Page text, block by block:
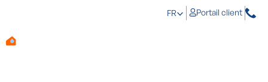
FR Portail client